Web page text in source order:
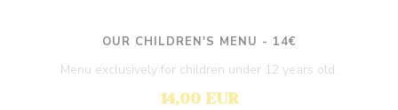
OUR CHILDREN'S MENU - 14€
Menu exclusively for children under 12 years old.
14,00 EUR